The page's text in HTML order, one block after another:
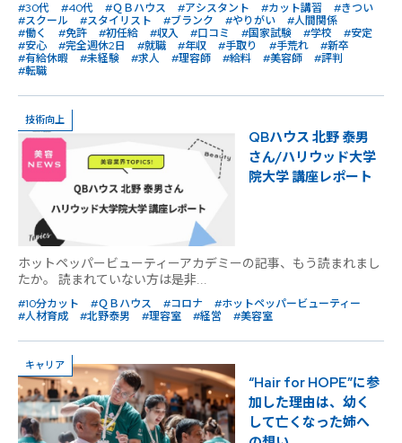
#30代 #40代 #ＱＢハウス #アシスタント #カット講習
#きつい
#スクール
#スタイリスト #ブランク #やりがい
#人間関係
#働く
#免許 #初任給 #収入 #口コミ #国家試験 #学校
#安定
#安心
#完全週休2日 #就職 #年収 #手取り #手荒れ
#新卒
#有給休暇
#未経験 #求人 #理容師 #給料 #美容師
#評判
#転職
技術向上
QBハウス 北野 泰男
さん/ハリウッド大学
院大学 講座レポート
ホットペッパービューティーアカデミーの記事、もう読まれまし
たか。 読まれていない方は是非...
#10分カット #ＱＢハウス #コロナ
#ホットペッパービューティー
#人材育成
#北野泰男 #理容室 #経営 #美容室
キャリア
“Hair for HOPE”に参
加した理由は、幼く
して亡くなった姉へ